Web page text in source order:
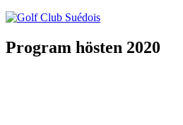
Program hösten 2020